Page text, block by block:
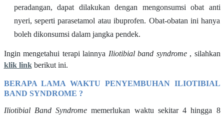
peradangan, dapat dilakukan dengan mengonsumsi obat anti
nyeri, seperti parasetamol atau ibuprofen. Obat-obatan ini hanya
boleh dikonsumsi dalam jangka pendek.
Ingin mengetahui terapi lainnya Iliotibial band syndrome, silahkan
klik linkberikut ini.
BERAPA LAMA WAKTU PENYEMBUHAN ILIOTIBIAL
BAND SYNDROME ?
Iliotibial Band Syndrome memerlukan waktu sekitar 4 hingga 8